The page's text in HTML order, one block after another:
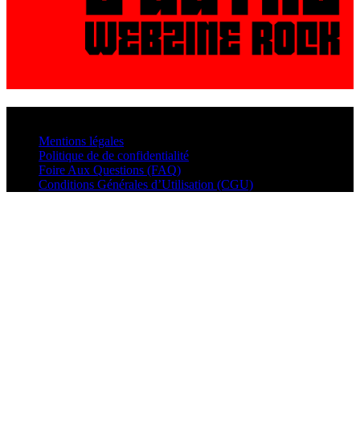
Mentions légales
Politique de de confidentialité
Foire Aux Questions (FAQ)
Conditions Générales d’Utilisation (CGU)